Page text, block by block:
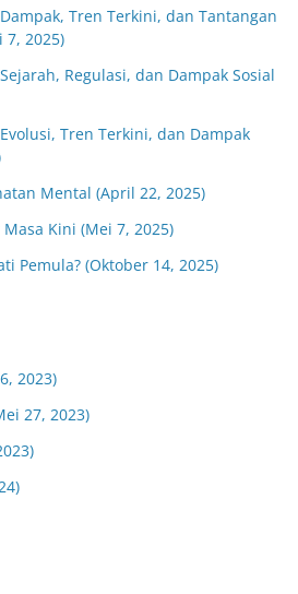
Tren Terkini, dan Tantangan
7, 2025)
Regulasi, dan Dampak Sosial
Tren Terkini, dan Dampak
Mental (April 22, 2025)
Kini (Mei 7, 2025)
Pemula? (Oktober 14, 2025)
2023)
27, 2023)